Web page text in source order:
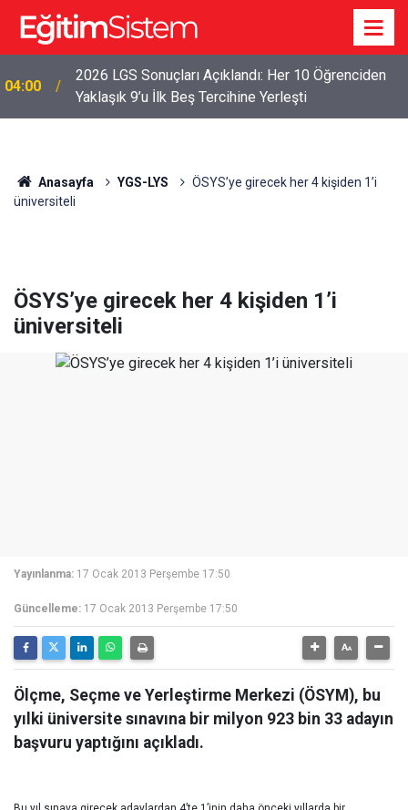
04:00
2026 LGS Sonuçları Açıklandı: Her 10 Öğrenciden
Yaklaşık 9’u İlk Beş Tercihine Yerleşti
Anasayfa YGS-LYS
ÖSYS’ye girecek her 4 kişiden 1’i
üniversiteli
ÖSYS’ye girecek her 4 kişiden 1’i
üniversiteli
Yayınlanma: 17 Ocak 2013 Perşembe 17:50
Güncelleme: 17 Ocak 2013 Perşembe 17:50
Ölçme, Seçme ve Yerleştirme Merkezi (ÖSYM), bu
yılki üniversite sınavına bir milyon 923 bin 33 adayın
başvuru yaptığını açıkladı.